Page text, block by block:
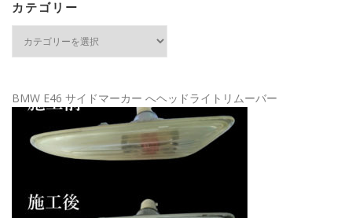
カテゴリー
ー
BMW E46 サイドマーカー へヘッドライトリムーバー